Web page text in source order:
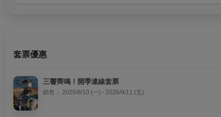
套票優惠
三響齊鳴！開季連線套票
銷售： 2026/8/10 (一) - 2026/9/11 (五)